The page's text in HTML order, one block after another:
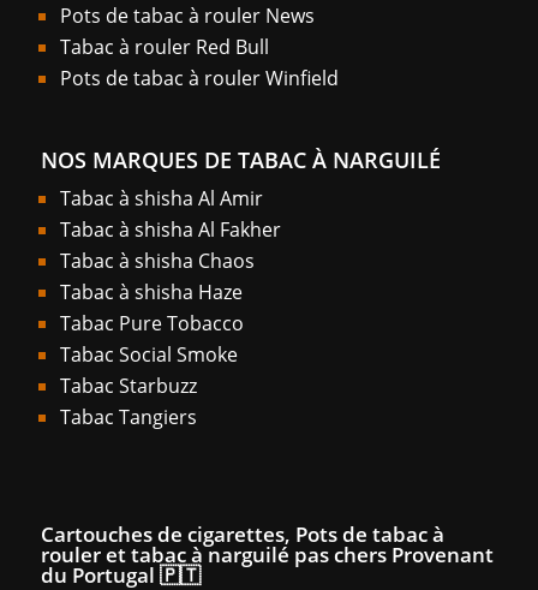
Pots de tabac à rouler News
Tabac à rouler Red Bull
Pots de tabac à rouler Winfield
NOS MARQUES DE TABAC À NARGUILÉ
Tabac à shisha Al Amir
Tabac à shisha Al Fakher
Tabac à shisha Chaos
Tabac à shisha Haze
Tabac Pure Tobacco
Tabac Social Smoke
Tabac Starbuzz
Tabac Tangiers
Cartouches de cigarettes, Pots de tabac à
rouler et tabac à narguilé pas chers Provenant
du Portugal 🇵🇹